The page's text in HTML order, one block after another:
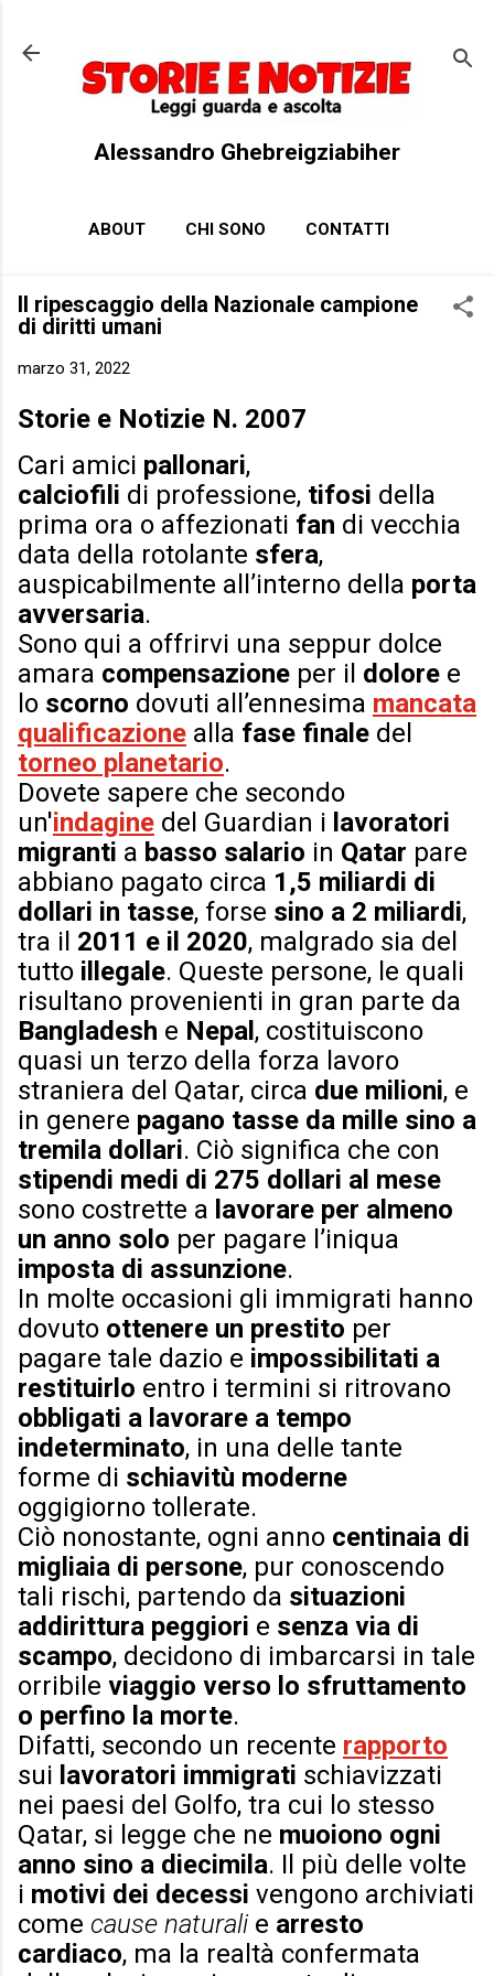
Alessandro Ghebreigziabiher
ABOUT CHI SONO CONTATTI
Il ripescaggio della Nazionale campione
di diritti umani
marzo 31, 2022
Storie e Notizie N. 2007
Cari amici pallonari,
calciofili di professione, tifosi della
prima ora o affezionati fan di vecchia
data della rotolante sfera,
auspicabilmente all’interno della porta
avversaria.
Sono qui a offrirvi una seppur dolce
amara compensazione per il dolore e
lo scorno dovuti all’ennesima mancata
qualificazione alla fase finale del
torneo planetario.
Dovete sapere che secondo
un'indagine del Guardian i lavoratori
migranti a basso salario in Qatar pare
abbiano pagato circa 1,5 miliardi di
dollari in tasse, forse sino a 2 miliardi,
tra il 2011 e il 2020, malgrado sia del
tutto illegale. Queste persone, le quali
risultano provenienti in gran parte da
Bangladesh e Nepal , costituiscono
quasi un terzo della forza lavoro
straniera del Qatar, circa due milioni, e
in genere pagano tasse da mille sino a
tremila dollari. Ciò significa che con
stipendi medi di 275 dollari al mese
sono costrette a lavorare per almeno
un anno solo per pagare l’iniqua
imposta di assunzione.
In molte occasioni gli immigrati hanno
dovuto ottenere un prestito per
pagare tale dazio e impossibilitati a
restituirlo entro i termini si ritrovano
obbligati a lavorare a tempo
indeterminato, in una delle tante
forme di schiavitù moderne
oggigiorno tollerate.
Ciò nonostante, ogni anno centinaia di
migliaia di persone, pur conoscendo
tali rischi, partendo da situazioni
addirittura peggiori e senza via di
scampo, decidono di imbarcarsi in tale
orribile viaggio verso lo sfruttamento
o perfino la morte.
Difatti, secondo un recente rapporto
sui lavoratori immigrati schiavizzati
nei paesi del Golfo, tra cui lo stesso
Qatar, si legge che ne muoiono ogni
anno sino a diecimila. Il più delle volte
i motivi dei decessi vengono archiviati
come cause naturali e arresto
cardiaco, ma la realtà confermata